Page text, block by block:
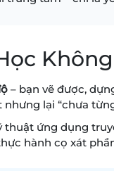
– bạn vẽ được,
lại “chưa
thuật ứng dụng
hành cọ xát